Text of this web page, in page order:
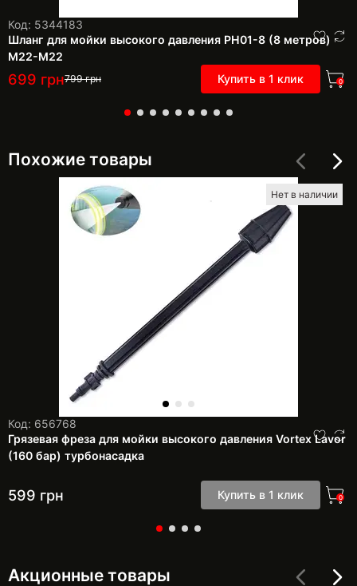
Код: 5344183
Шланг для мойки высокого давления PH01-8 (8 метров)
М22-М22
699 грн799грн Купить в 1 клик 0
Похожие товары
Нет в наличии
Код: 656768
Грязевая фреза для мойки высокого давления Vortex Lavor
(160 бар) турбонасадка
599 грн Купить в 1 клик 0
Акционные товары